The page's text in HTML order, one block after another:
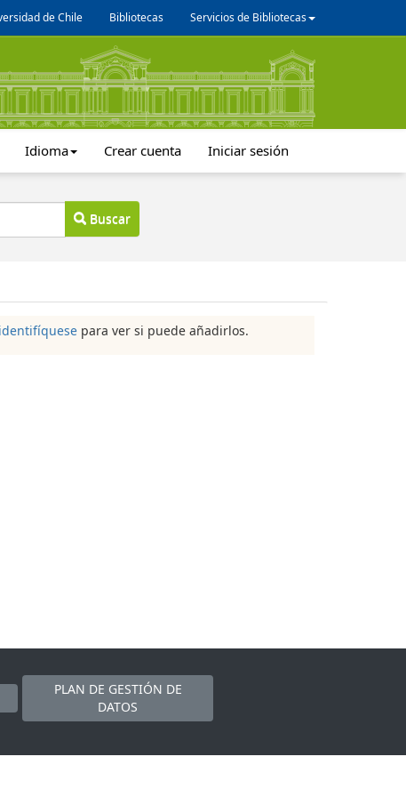
de Chile Bibliotecas Servicios de Bibliotecas
Idioma Crear cuenta Iniciar sesión
Buscar
identifíquese para ver si puede añadirlos.
PLAN DE GESTIÓN DE
DATOS